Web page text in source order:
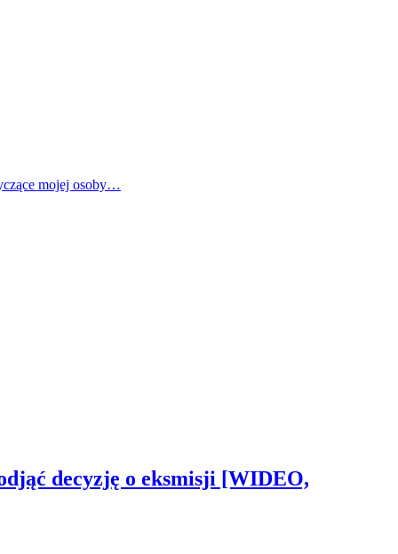
mojej osoby…
decyzję o eksmisji [WIDEO,